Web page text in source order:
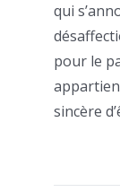
qui
pour le
sincère